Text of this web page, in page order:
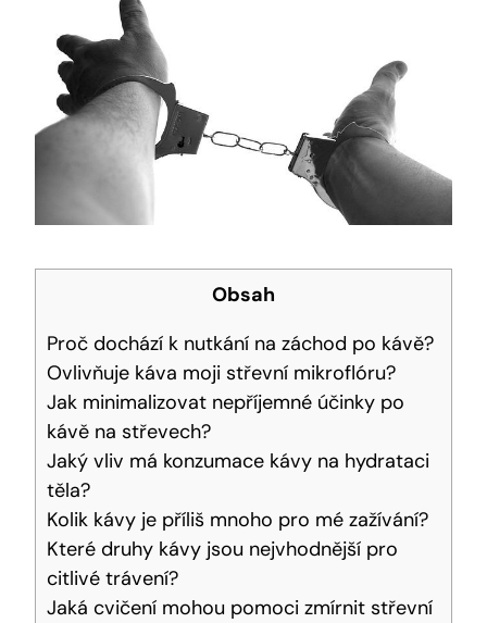
Obsah
Proč dochází k nutkání na záchod po kávě?
Ovlivňuje káva moji střevní mikroflóru?
Jak minimalizovat nepříjemné účinky po
kávě na střevech?
Jaký vliv má konzumace kávy na hydrataci
těla?
Kolik kávy je příliš mnoho pro mé zažívání?
Které druhy kávy jsou nejvhodnější pro
citlivé trávení?
Jaká cvičení mohou pomoci zmírnit střevní